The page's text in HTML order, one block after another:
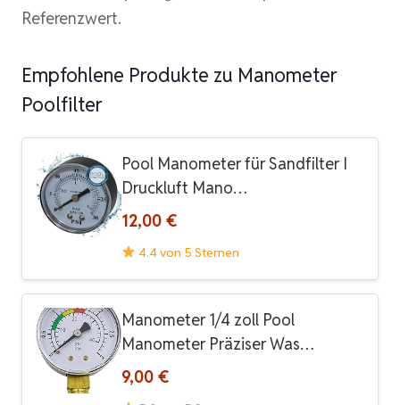
Referenzwert.
Empfohlene Produkte zu Manometer
Poolfilter
Pool Manometer für Sandfilter I
Druckluft Mano…
12,00 €
4.4 von 5 Sternen
Manometer 1/4 zoll Pool
Manometer Präziser Was…
9,00 €